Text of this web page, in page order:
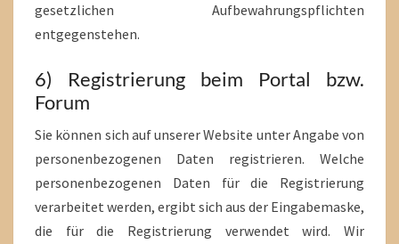
gesetzlichen Aufbewahrungspflichten
entgegenstehen.
6) Registrierung beim Portal bzw.
Forum
Sie können sich auf unserer Website unter Angabe von
personenbezogenen Daten registrieren. Welche
personenbezogenen Daten für die Registrierung
verarbeitet werden, ergibt sich aus der Eingabemaske,
die für die Registrierung verwendet wird. Wir